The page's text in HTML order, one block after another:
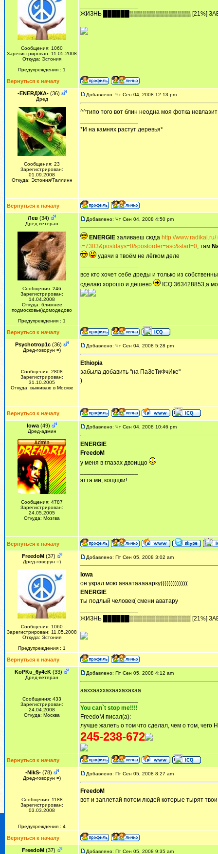
Сообщения: 1060
Зарегистрирован: 11.05.2008
Откуда: Эстония
Предупреждения : 1
ЖИЗHЬ ██████▒▒▒▒▒▒▒▒▒▒▒▒▒▒ [21%]
Вернуться к началу
-ENERДЖА-(36)
Дред
Сообщения: 23
Зарегистрирован:
01.09.2008
Откуда: Эстония/Таллинн
Добавлено: Чт Сен 04, 2008 12:13 pm
^^типо того вот блин неодна моя фотка
*И на камнях растут деревья*
Вернуться к началу
Лев (34)
Дред-ветеран
Сообщения: 246
Зарегистрирован:
14.04.2008
Откуда: ближнее
подмосковье)домодедово
Предупреждения : 1
Добавлено: Чт Сен 04, 2008 4:50 pm
ENERGIE заливаеш сюда http://www.radikal.ru/
t=7303&postdays=0&postorder=asc&start=0, там
удачи в твоём не лёгком деле
все кто хочет себе дреды и только из
сделаю хорошо и дёшево
ICQ 363428853,а
Вернуться к началу
Psychotrop1c (36)
Дред-говорун =)
Сообщения: 2808
Зарегистрирован:
31.10.2005
Откуда: выживаю в Москве
Добавлено: Чт Сен 04, 2008 5:28 pm
Ethiopia
забыла добавить "на ПаЗеТиФчИке"
)
Вернуться к началу
Iowa (49)
Дред-админ
Сообщения: 4787
Зарегистрирован:
24.05.2005
Откуда: Мозгва
Добавлено: Чт Сен 04, 2008 10:46 pm
ENERGIE
FreedoM
у меня в глазах двоиццо
этта ми, кощщки!
Вернуться к началу
FreedoM(37)
Дред-говорун =)
Сообщения: 1060
Зарегистрирован: 11.05.2008
Откуда: Эстония
Предупреждения : 1
Добавлено: Пт Сен 05, 2008 3:02 am
Iowa
он украл мою аваатааааарку((((((((((((((
ENERGIE
ты подлый человек( смени аватару
ЖИЗHЬ ██████▒▒▒▒▒▒▒▒▒▒▒▒▒▒ [21%]
Вернуться к началу
KoPKu_6y4eK (33)
Дред-ветеран
Сообщения: 433
Зарегистрирован:
24.04.2008
Откуда: Москва
Добавлено: Пт Сен 05, 2008 4:12 am
ааххааххахаахахахаа
You can`t stop me!!!!
FreedoM писал(а):
лучше жалеть о том что сделал, чем о том, чего
245-238-672
Вернуться к началу
-NikS-(78)
Дред-говорун =)
Сообщения: 1188
Зарегистрирован:
03.03.2008
Предупреждения : 4
Добавлено: Пт Сен 05, 2008 8:27 am
FreedoM
вот и заплетай потом людей которые тырят
Вернуться к началу
FreedoM(37) Добавлено: Пт Сен 05, 2008 9:35 am